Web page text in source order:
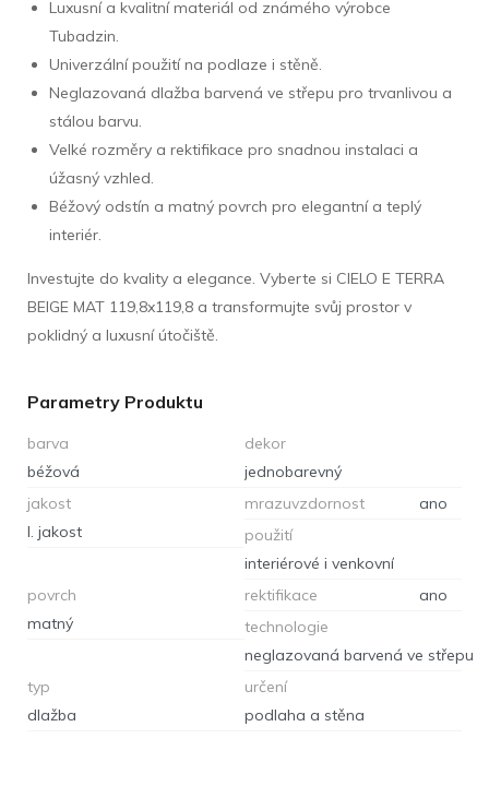
Luxusní a kvalitní materiál od známého výrobce
Tubadzin.
Univerzální použití na podlaze i stěně.
Neglazovaná dlažba barvená ve střepu pro trvanlivou a
stálou barvu.
Velké rozměry a rektifikace pro snadnou instalaci a
úžasný vzhled.
Béžový odstín a matný povrch pro elegantní a teplý
interiér.
Investujte do kvality a elegance. Vyberte si CIELO E TERRA
BEIGE MAT 119,8x119,8 a transformujte svůj prostor v
poklidný a luxusní útočiště.
Parametry Produktu
barva
béžová
dekor
jednobarevný
jakost
I. jakost
mrazuvzdornost
ano
použití
interiérové i venkovní
povrch
matný
rektifikace
ano
technologie
neglazovaná barvená ve střepu
typ
dlažba
určení
podlaha a stěna